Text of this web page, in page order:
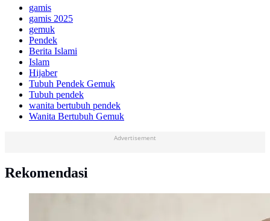
gamis
gamis 2025
gemuk
Pendek
Berita Islami
Islam
Hijaber
Tubuh Pendek Gemuk
Tubuh pendek
wanita bertubuh pendek
Wanita Bertubuh Gemuk
Advertisement
Rekomendasi